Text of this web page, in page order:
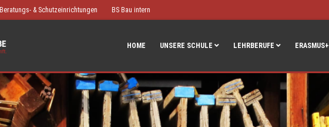
Beratungs- & Schutzeinrichtungen BS Bau intern
HOME UNSERE SCHULE LEHRBERUFE ERASMUS+